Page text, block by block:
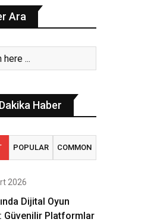
Ara
Haber
POPULAR COMMON
2026
Dijital Oyun
Güvenilir Platformlar